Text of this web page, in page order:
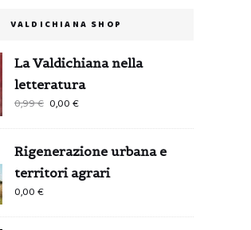
VALDICHIANA SHOP
La Valdichiana nella
letteratura
0,99€
era:
0,99 €.
0,00€
è:
0,00 €.
Rigenerazione urbana e
territori agrari
0,00€